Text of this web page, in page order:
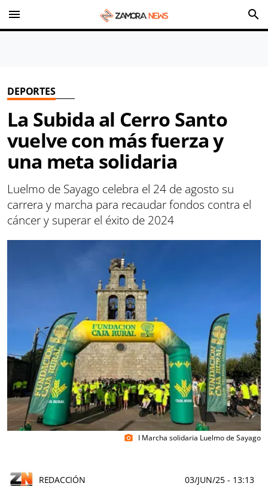
menu search
DEPORTES
La Subida al Cerro Santo
vuelve con más fuerza y
una meta solidaria
Luelmo de Sayago celebra el 24 de agosto su
carrera y marcha para recaudar fondos contra el
cáncer y superar el éxito de 2024
photo_camera I Marcha solidaria Luelmo de Sayago
REDACCIÓN 03/JUN/25 - 13:13